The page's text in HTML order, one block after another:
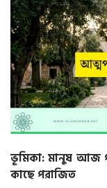
i
o
n
ভূমিকা: মানুষ আজ
কাছে পরাজিত